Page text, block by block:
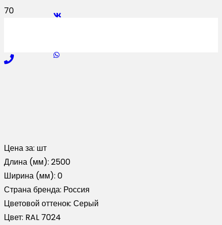
Цена за: шт
Длина (мм): 2500
Ширина (мм): 0
Страна бренда: Россия
Цветовой оттенок: Серый
Цвет: RAL 7024